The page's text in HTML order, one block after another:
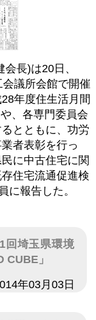
長)は20日、
会議所会館で開催
年度住生活月間
、各専門委員会
とともに、功労
者表彰を行っ
に中古住宅に関
住宅流通促進検
に報告した。
回埼玉県環境
CUBE」
年03月03日